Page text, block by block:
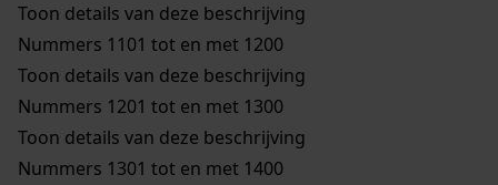
Toon details van deze beschrijving
Nummers 1101 tot en met 1200
Toon details van deze beschrijving
Nummers 1201 tot en met 1300
Toon details van deze beschrijving
Nummers 1301 tot en met 1400